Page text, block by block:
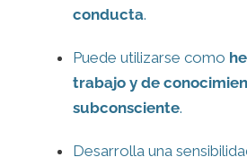
conducta.
Puede utilizarse como
trabajo y de
subconsciente.
Desarrolla una